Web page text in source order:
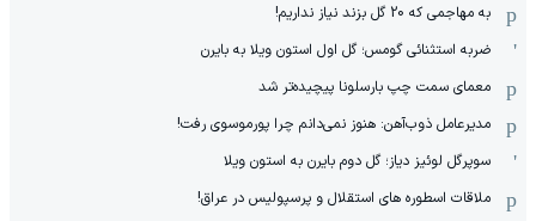
به مهاجمی که 20 گل بزند نیاز نداریم!
ضربه استثنائی گومس؛ گل اول استون ویلا به بایرن
معمای سمت چپ بارسلونا پیچیده‌تر شد
مدیرعامل ذوب‌آهن: هنوز نمی‌دانم چرا پورموسوی رفت!
سوپرگل لوئیز دیاز؛ گل دوم بایرن به استون ویلا
ملاقات اسطوره های استقلال و پرسپولیس در عراق!